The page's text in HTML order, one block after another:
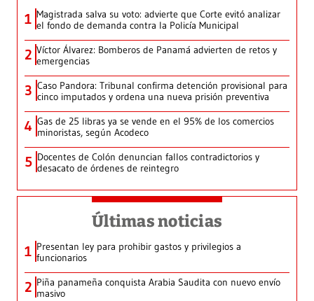
1 Magistrada salva su voto: advierte que Corte evitó analizar
el fondo de demanda contra la Policía Municipal
2 Víctor Álvarez: Bomberos de Panamá advierten de retos y
emergencias
3 Caso Pandora: Tribunal confirma detención provisional para
cinco imputados y ordena una nueva prisión preventiva
4 Gas de 25 libras ya se vende en el 95% de los comercios
minoristas, según Acodeco
5 Docentes de Colón denuncian fallos contradictorios y
desacato de órdenes de reintegro
Últimas noticias
1 Presentan ley para prohibir gastos y privilegios a
funcionarios
2 Piña panameña conquista Arabia Saudita con nuevo envío
masivo